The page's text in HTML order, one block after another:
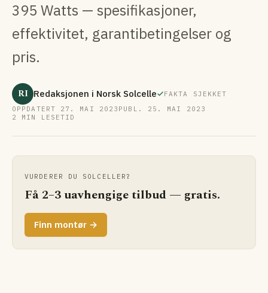
395 Watts — spesifikasjoner,
effektivitet, garantibetingelser og
pris.
RI Redaksjonen i Norsk Solcelle
FAKTA SJEKKET
OPPDATERT 27. MAI 2023 PUBL. 25. MAI 2023
2 MIN LESETID
VURDERER DU SOLCELLER?
Få 2–3 uavhengige tilbud — gratis.
Finn montør →